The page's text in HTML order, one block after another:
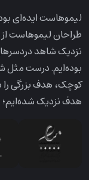
لیمو‌هاست ایده‌ای
طراحان لیمو‌هاست
نزدیک شاهد
بوده‌ایم. درست مثل
کوچک، هدف بزرگی را
هدف نزدیک شده‌ایم؛